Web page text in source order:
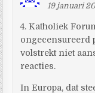
19 januari
4. Katholiek
ongecensureerd
volstrekt niet
reacties.
In Europa, dat